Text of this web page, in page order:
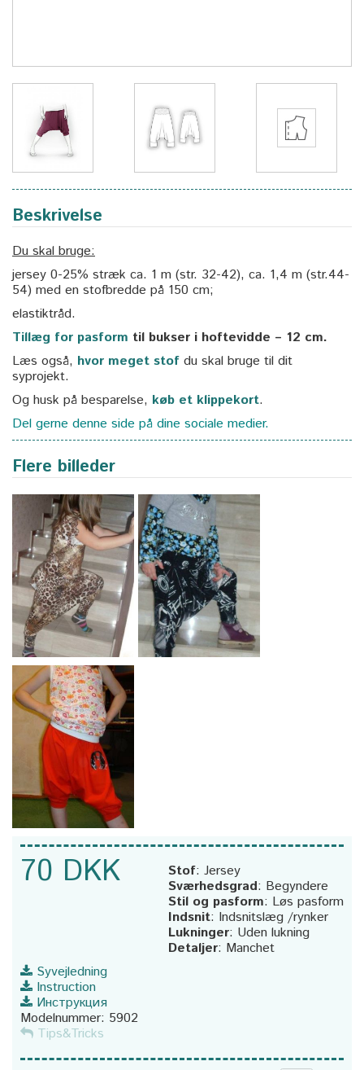
Beskrivelse
Du skal bruge:
jersey 0-25% stræk ca. 1 m (str. 32-42), ca. 1,4 m (str.44-
54) med en stofbredde på 150 cm;
elastiktråd.
Tillæg for pasform til bukser i hoftevidde – 12 cm.
Læs også, hvor meget stof du skal bruge til dit
syprojekt.
Og husk på besparelse, køb et klippekort.
Del gerne denne side på dine sociale medier.
Flere billeder
70 DKK Stof: Jersey
Sværhedsgrad: Begyndere
Stil og pasform: Løs pasform
Indsnit: Indsnitslæg /rynker
Lukninger: Uden lukning
Detaljer: Manchet
Syvejledning
Instruction
Инструкция
Modelnummer: 5902
Tips&Tricks